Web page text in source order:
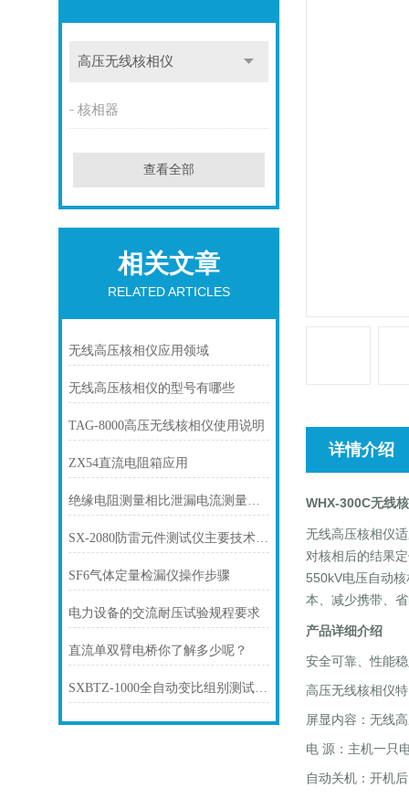
高压无线核相仪
核相器
查看全部
相关文章
RELATED ARTICLES
无线高压核相仪应用领域
无线高压核相仪的型号有哪些
TAG-8000高压无线核相仪使用说明
ZX54直流电阻箱应用
绝缘电阻测量相比泄漏电流测量的优点
SX-2080防雷元件测试仪主要技术指标
SF6气体定量检漏仪操作步骤
电力设备的交流耐压试验规程要求
直流单双臂电桥你了解多少呢？
SXBTZ-1000全自动变比组别测试仪操作注意事项
详情介绍
WHX-300C无线
无线高压核相仪
对核相后的结果
550kV电压自动
本、减少携带、
产品详细介绍
安全可靠、性能
高压无线核相仪
屏显内容：无线
电 源：主机一只
自动关机：开机